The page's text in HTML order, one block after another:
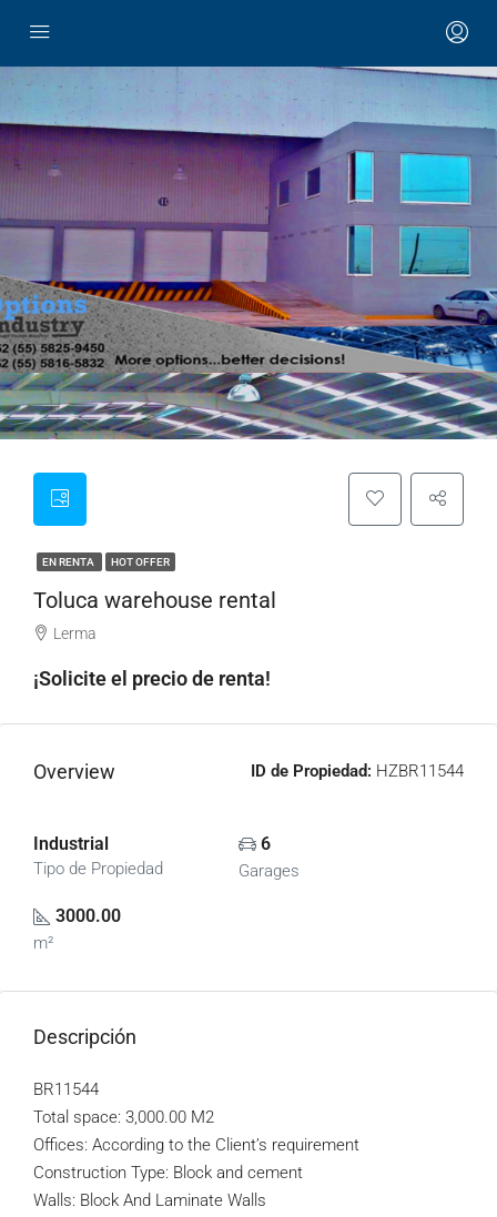
EN RENTA HOT OFFER
Toluca warehouse rental
Lerma
¡Solicite el precio de renta!
Overview ID de Propiedad: HZBR11544
Industrial
Tipo de Propiedad
6
Garages
3000.00
m²
Descripción
BR11544
Total space: 3,000.00 M2
Offices: According to the Client’s requirement
Construction Type: Block and cement
Walls: Block And Laminate Walls